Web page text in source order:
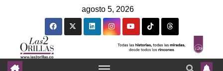
agosto 5, 2026